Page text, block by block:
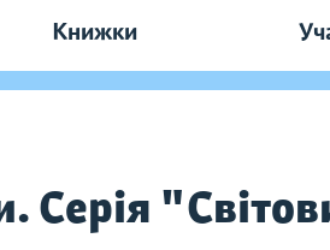
Книжки
Серія